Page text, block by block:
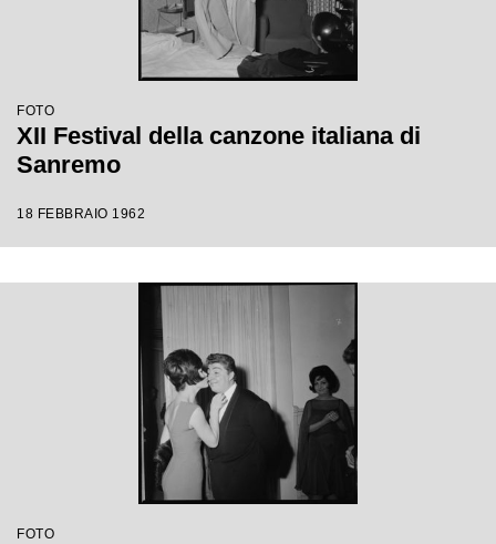
FOTO
XII Festival della canzone italiana di
Sanremo
18 FEBBRAIO 1962
FOTO